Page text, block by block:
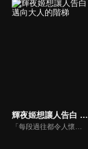
輝夜姬想讓人告白 邁向大人的階梯